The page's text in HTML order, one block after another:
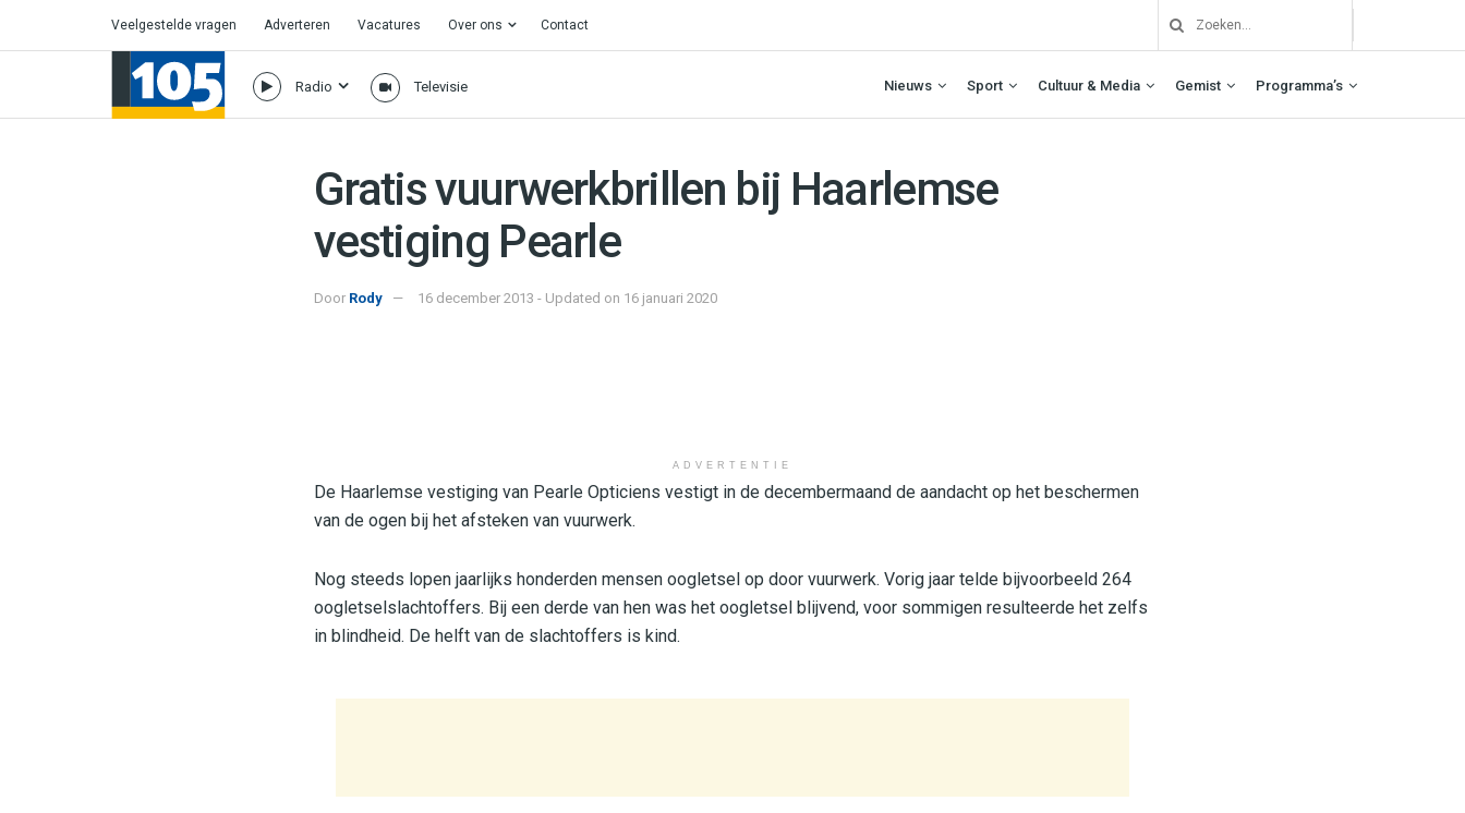
Veelgestelde vragen Adverteren Vacatures Over ons Contact
Radio Televisie Nieuws Sport Cultuur & Media Gemist Programma’s
Gratis vuurwerkbrillen bij Haarlemse
vestiging Pearle
Door Rody 16 december 2013 - Updated on 16 januari 2020
ADVERTENTIE
De Haarlemse vestiging van Pearle Opticiens vestigt in de decembermaand de aandacht op het beschermen
van de ogen bij het afsteken van vuurwerk.
Nog steeds lopen jaarlijks honderden mensen oogletsel op door vuurwerk. Vorig jaar telde bijvoorbeeld 264
oogletselslachtoffers. Bij een derde van hen was het oogletsel blijvend, voor sommigen resulteerde het zelfs
in blindheid. De helft van de slachtoffers is kind.